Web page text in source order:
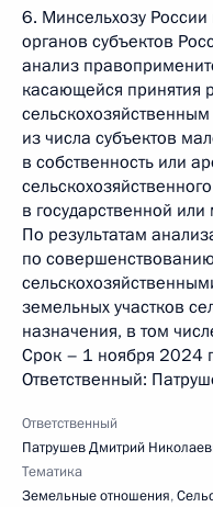
6. Минсельхозу России
органов субъектов
анализ
касающейся принятия
из числа субъектов
в собственность или
в государственной
По результатам
по
земельных участков
назначения, в том
Срок – 1 ноября 2024
Ответственный:
Ответственный
Патрушев Дмитрий
Тематика
Земельные отношения,